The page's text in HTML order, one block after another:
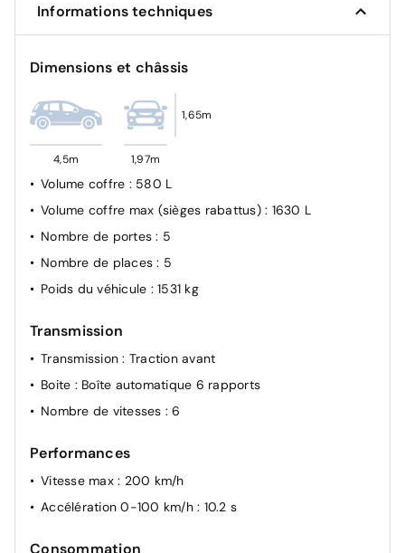
Informations techniques
Dimensions et châssis
4,5m 1,97m
1,65m
Volume coffre : 580 L
Volume coffre max (sièges rabattus) : 1630 L
Nombre de portes: 5
Nombre de places: 5
Poids du véhicule : 1531 kg
Transmission
Transmission: Traction avant
Boite : Boîte automatique 6 rapports
Nombre de vitesses : 6
Performances
Vitesse max : 200 km/h
Accélération 0-100 km/h : 10.2 s
Consommation